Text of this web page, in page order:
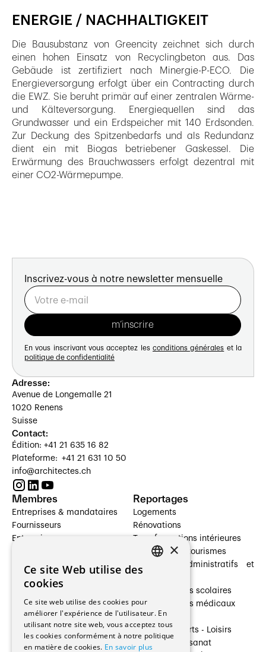
ENERGIE / NACHHALTIGKEIT
Die Bausubstanz von Greencity zeichnet sich durch
einen hohen Einsatz von Recyclingbeton aus. Das
Gebäude ist zertifiziert nach Minergie-P-ECO. Die
Energieversorgung erfolgt über ein Contracting durch
die EWZ. Sie beruht primär auf einer zentralen Wärme-
und Kälteversorgung. Energiequellen sind das
Grundwasser und ein Erdspeicher mit 140 Erdsonden.
Zur Deckung des Spitzenbedarfs und als Redundanz
dient ein mit Biogas betriebener Gaskessel. Die
Erwärmung des Brauchwassers erfolgt dezentral mit
einer CO2-Wärmepumpe.
Inscrivez-vous à notre newsletter mensuelle
En vous inscrivant vous acceptez les conditions générales et la
politique de confidentialité
Adresse:
Avenue de Longemalle 21
1020 Renens
Suisse
Contact:
Édition: +41 21 635 16 82
Plateforme: +41 21 631 10 50
info@architectes.ch
Membres
Entreprises & mandataires
Fournisseurs
Entreprises
Architectes paysagistes
Architectes d'intérieur
Entreprises générales
Ingénieurs et mandataires
Fabricants / Fournisseurs
Reportages
Logements
Rénovations
Transformations intérieures
Hôtelleries et tourismes
Bâtiments administratifs et
Établissements scolaires
Établissements médicaux
Villas
Cultures - Sports - Loisirs
Industrie - Artisanat
×
Ce site Web utilise des
cookies
Ce site web utilise des cookies pour
améliorer l'expérience de l'utilisateur. En
utilisant notre site web, vous acceptez tous
les cookies conformément à notre politique
en matière de cookies. En savoir plus